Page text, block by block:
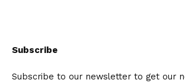
Subscribe
Subscribe to our newsletter to get our